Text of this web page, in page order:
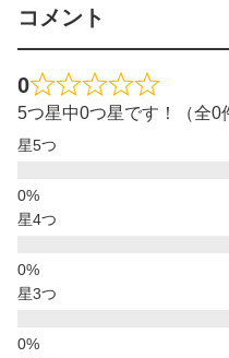
コメント
0
5つ星中0つ星です！（全0
星5つ
星4つ
星3つ